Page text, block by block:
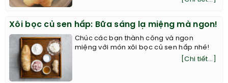
Xôi bọc củ sen hấp: Bữa sáng lạ miệng mà ngon!
Chúc các bạn thành công và ngon
miệng với món xôi bọc củ sen hấp nhé!
[Chi tiết...]